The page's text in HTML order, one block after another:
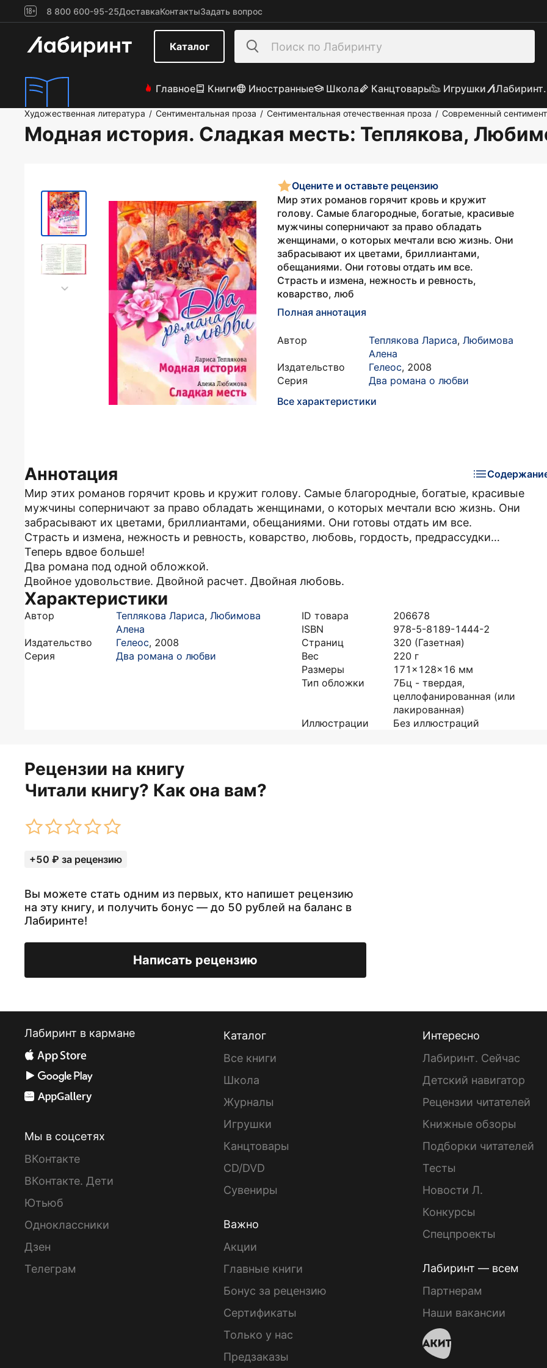
8 800 600-95-25ДоставкаКонтактыЗадать вопрос
Каталог
Главное Книги Иностранные Школа Канцтовары Игрушки
Художественная литература / Сентиментальная проза / Сентиментальная отечественная проза / Современный
Модная история. Сладкая месть: Теплякова,
Оцените и оставьте рецензию
Мир этих романов горячит кровь и кружит
голову. Самые благородные, богатые, красивые
мужчины соперничают за право обладать
женщинами, о которых мечтали всю жизнь. Они
забрасывают их цветами, бриллиантами,
обещаниями. Они готовы отдать им все.
Страсть и измена, нежность и ревность,
коварство, люб
Полная аннотация
Автор Теплякова Лариса, Любимова
Алена
Издательство
Гелеос, 2008
Серия
Два романа о любви
Все характеристики
Аннотация
Мир этих романов горячит кровь и кружит голову. Самые благородные, богатые, красивые
мужчины соперничают за право обладать женщинами, о которых мечтали всю жизнь. Они
забрасывают их цветами, бриллиантами, обещаниями. Они готовы отдать им все.
Страсть и измена, нежность и ревность, коварство, любовь, гордость, предрассудки…
Теперь вдвое больше!
Два романа под одной обложкой.
Двойное удовольствие. Двойной расчет. Двойная любовь.
Характеристики
Автор Теплякова Лариса, Любимова
Алена
Издательство
Гелеос, 2008
Серия
Два романа о любви
ID товара
206678
ISBN
978-5-8189-1444-2
Страниц
320 (Газетная)
Вес
220 г
Размеры
171x128x16 мм
Тип обложки
7Бц - твердая,
целлофанированная (или
лакированная)
Иллюстрации
Без иллюстраций
Рецензии на книгу
Читали книгу? Как она вам?
+50 ₽ за рецензию
Вы можете стать одним из первых, кто напишет рецензию
на эту книгу, и получить бонус — до 50 рублей на баланс в
Лабиринте!
Написать рецензию
Лабиринт в кармане
Мы в соцсетях
ВКонтакте
ВКонтакте. Дети
Ютьюб
Одноклассники
Дзен
Телеграм
Каталог
Все книги
Школа
Журналы
Игрушки
Канцтовары
CD/DVD
Сувениры
Важно
Акции
Главные книги
Бонус за рецензию
Сертификаты
Только у нас
Предзаказы
Интересно
Лабиринт. Сейчас
Детский навигатор
Рецензии читателей
Книжные обзоры
Подборки читателей
Тесты
Новости Л.
Конкурсы
Спецпроекты
Лабиринт — всем
Партнерам
Наши вакансии